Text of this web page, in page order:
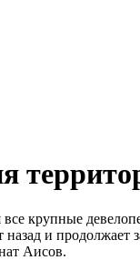
крупные
назад и
Аисов.